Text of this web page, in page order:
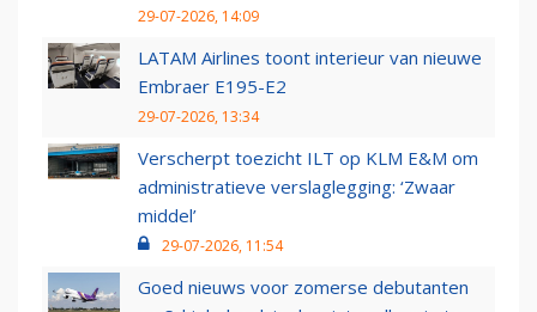
29-07-2026, 14:09
LATAM Airlines toont interieur van nieuwe
Embraer E195-E2
29-07-2026, 13:34
Verscherpt toezicht ILT op KLM E&M om
administratieve verslaglegging: ‘Zwaar
middel’
29-07-2026, 11:54
Goed nieuws voor zomerse debutanten